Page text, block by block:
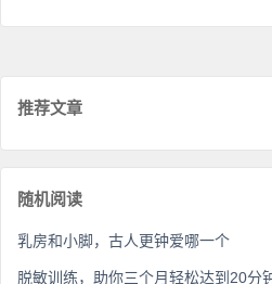
推荐文章
随机阅读
乳房和小脚，古人更钟爱哪一个
脱敏训练，助你三个月轻松达到20分